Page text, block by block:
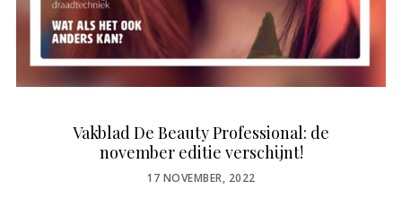
Vakblad De Beauty Professional: de
november editie verschijnt!
POSTED
17 NOVEMBER, 2022